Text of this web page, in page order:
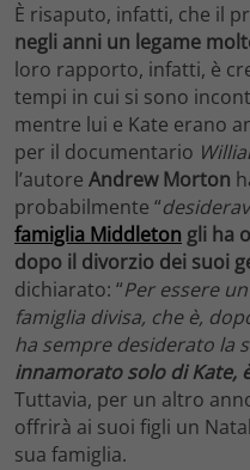
È risaputo, infatti, che il
negli anni un legame
loro rapporto, infatti, è
tempi in cui si sono
mentre lui e Kate erano
per il documentario
l’autore Andrew Morton
probabilmente “
famiglia Middleton gli ha
dopo il divorzio dei suoi
dichiarato: “Per essere
famiglia divisa, che è,
ha sempre desiderato la
innamorato solo di Kate,
Tuttavia, per un altro
offrirà ai suoi figli un
sua famiglia.